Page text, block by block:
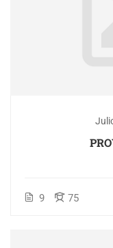
9 75